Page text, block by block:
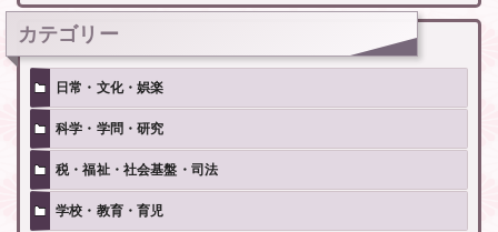
事
カテゴリー
日常・文化・娯楽
科学・学問・研究
税・福祉・社会基盤・司法
学校・教育・育児